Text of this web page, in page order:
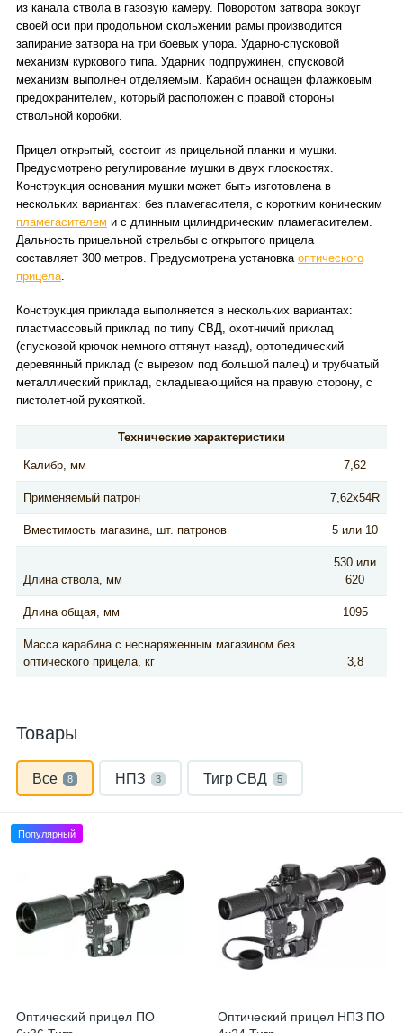
из канала ствола в газовую камеру. Поворотом затвора вокруг
своей оси при продольном скольжении рамы производится
запирание затвора на три боевых упора. Ударно-спусковой
механизм куркового типа. Ударник подпружинен, спусковой
механизм выполнен отделяемым. Карабин оснащен флажковым
предохранителем, который расположен с правой стороны
ствольной коробки.
Прицел открытый, состоит из прицельной планки и мушки.
Предусмотрено регулирование мушки в двух плоскостях.
Конструкция основания мушки может быть изготовлена в
нескольких вариантах: без пламегасителя, с коротким коническим
пламегасителем и с длинным цилиндрическим пламегасителем.
Дальность прицельной стрельбы с открытого прицела
составляет 300 метров. Предусмотрена установка оптического
прицела.
Конструкция приклада выполняется в нескольких вариантах:
пластмассовый приклад по типу СВД, охотничий приклад
(спусковой крючок немного оттянут назад), ортопедический
деревянный приклад (с вырезом под большой палец) и трубчатый
металлический приклад, складывающийся на правую сторону, с
пистолетной рукояткой.
Технические характеристики
Калибр, мм 7,62
Применяемый патрон 7,62x54R
Вместимость магазина, шт. патронов 5 или 10
Длина ствола, мм
530 или
620
Длина общая, мм 1095
Масса карабина с неснаряженным магазином без
оптического прицела, кг
3,8
Товары
Все 8 НПЗ 3 Тигр СВД 5
Популярный
Оптический прицел ПО
Оптический прицел НПЗ ПО